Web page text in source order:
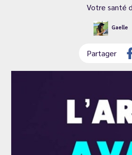
Votre santé
Gaelle
Partager